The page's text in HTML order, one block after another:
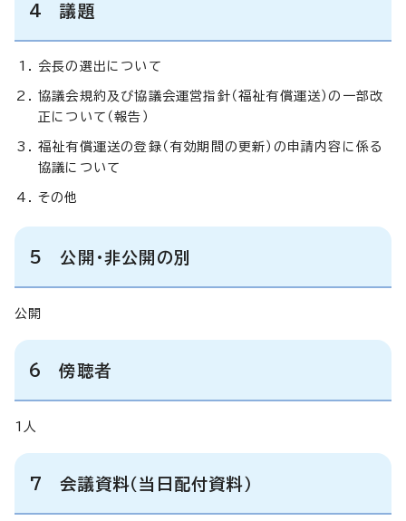
4 議題
会長の選出について
協議会規約及び協議会運営指針（福祉有償運送）の一部改
正について（報告）
福祉有償運送の登録（有効期間の更新）の申請内容に係る
協議について
その他
5 公開・非公開の別
公開
6 傍聴者
1人
7 会議資料（当日配付資料）